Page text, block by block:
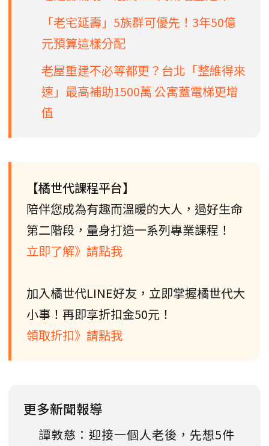
「老宅延壽」5族群可優先！3年50億
元預算這樣分配
老屋重建不必等都更？台北「整維得來
速」最高補助1500萬 公寓蓋電梯更增
值
【橘世代課程平台】
陪伴您成為有趣而溫暖的大人，過好生命
第二階段，量身打造一系列專業課程！
立即了解》請點我
加入橘世代LINE好友，立即掌握橘世代大
小事！再即享折扣金50元！
領取折扣》請點我
更多新聞報導
譚敦慈：迎接一個人老後，先想5件